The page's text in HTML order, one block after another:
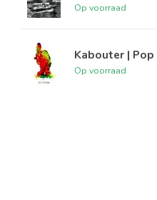
Op voorraad
Kabouter |
Op voorraad